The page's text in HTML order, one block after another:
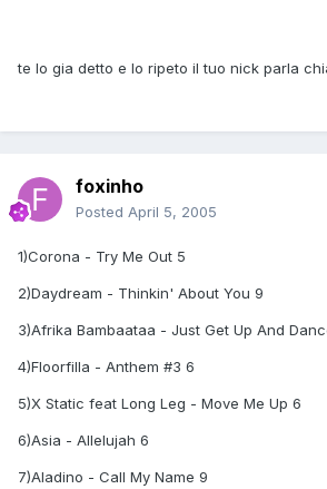
te lo gia detto e lo ripeto il tuo nick parla
foxinho
Posted April 5, 2005
1)Corona - Try Me Out 5
2)Daydream - Thinkin' About You 9
3)Afrika Bambaataa - Just Get Up And
4)Floorfilla - Anthem #3 6
5)X Static feat Long Leg - Move Me Up 6
6)Asia - Allelujah 6
7)Aladino - Call My Name 9